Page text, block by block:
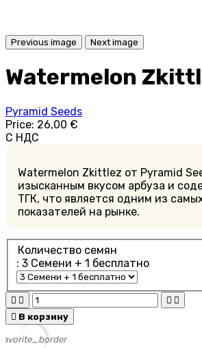
Previous image Next image
Watermelon
Pyramid Seeds
Price: 26,00 €
С НДС
Watermelon Zkittlez от Pyramid
изысканным вкусом арбуза и
ТГК, что является одним из
показателей на рынке.
Количество семян
: 3 Cемени + 1 бесплатно
   
 В корзину
favorite_border